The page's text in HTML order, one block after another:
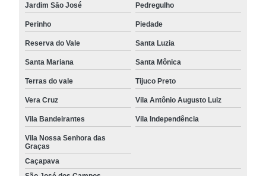
Jardim São José Pedregulho
Perinho Piedade
Reserva do Vale Santa Luzia
Santa Mariana Santa Mônica
Terras do vale Tijuco Preto
Vera Cruz Vila Antônio Augusto Luiz
Vila Bandeirantes Vila Independência
Vila Nossa Senhora das
Graças
Caçapava